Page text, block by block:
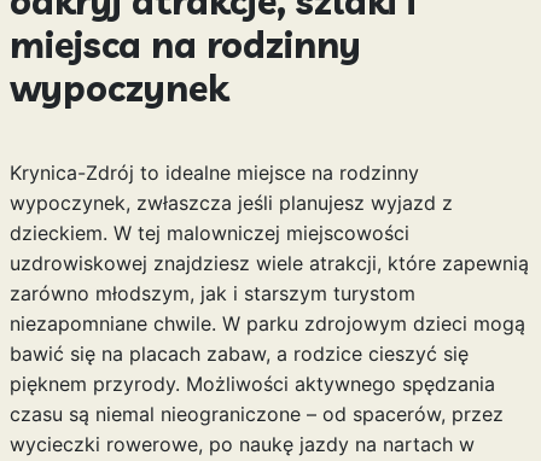
miejsca na rodzinny
wypoczynek
Krynica-Zdrój to idealne miejsce na rodzinny
wypoczynek, zwłaszcza jeśli planujesz wyjazd z
dzieckiem. W tej malowniczej miejscowości
uzdrowiskowej znajdziesz wiele atrakcji, które zapewnią
zarówno młodszym, jak i starszym turystom
niezapomniane chwile. W parku zdrojowym dzieci mogą
bawić się na placach zabaw, a rodzice cieszyć się
pięknem przyrody. Możliwości aktywnego spędzania
czasu są niemal nieograniczone – od spacerów, przez
wycieczki rowerowe, po naukę jazdy na nartach w